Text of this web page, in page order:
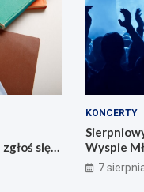
się
KONCERTY
Wyspie
7